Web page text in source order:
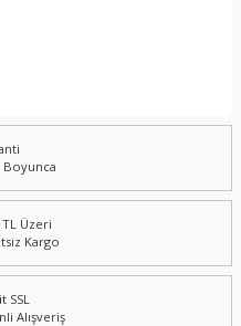
Boyunca
TL Üzeri
Kargo
SSL
Alışveriş